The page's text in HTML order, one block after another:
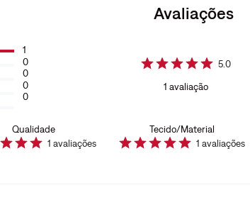
Avaliações
1
0
0
0
0
5.0
1 avaliação
Qualidade
1 avaliações
Tecido/Material
1 avaliações